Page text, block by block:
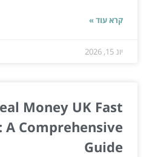
קרא עוד »
יונ 15, 2026
Money UK Fast
A Comprehensive
Guide